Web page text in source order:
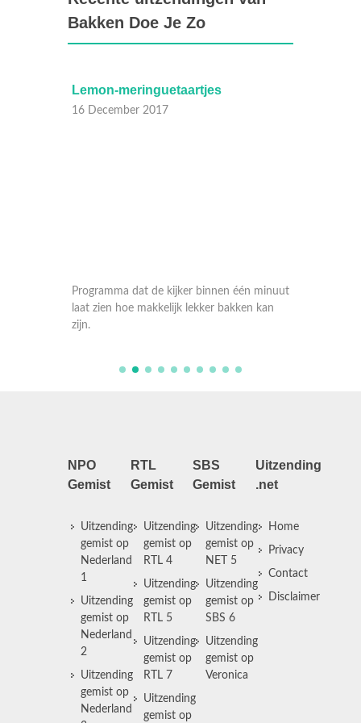
Bakken Doe Je Zo
Lemon-meringuetaartjes
16 December 2017
Programma dat de kijker binnen één minuut
laat zien hoe makkelijk lekker bakken kan
zijn.
NPO
Gemist
Uitzending
gemist op
Nederland
1
Uitzending
gemist op
Nederland
2
Uitzending
gemist op
Nederland
RTL
Gemist
Uitzending
gemist op
RTL 4
Uitzending
gemist op
RTL 5
Uitzending
gemist op
RTL 7
Uitzending
gemist op
SBS
Gemist
Uitzending
gemist op
NET 5
Uitzending
gemist op
SBS 6
Uitzending
gemist op
Veronica
Uitzending
.net
Home
Privacy
Contact
Disclaimer